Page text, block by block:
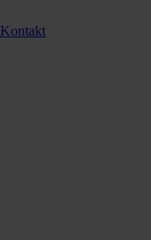
Kontakt